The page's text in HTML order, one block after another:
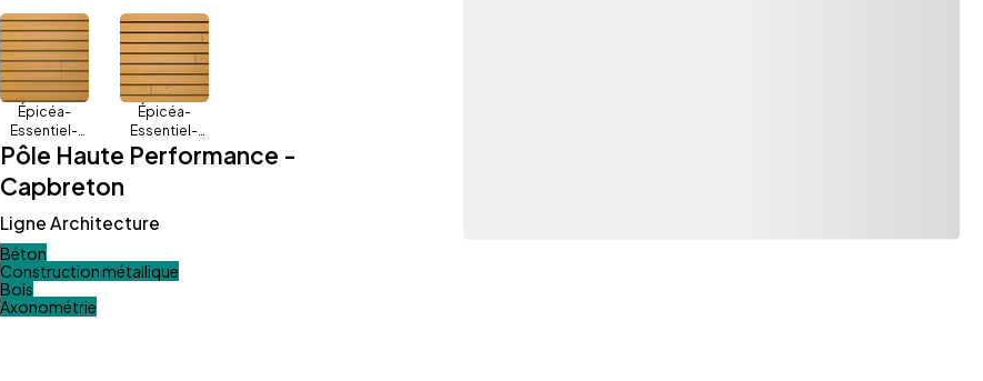
Épicéa-
Essentiel-
Aztek-
Honey
Épicéa-
Essentiel-
Vénitien-
Honey
Pôle Haute Performance -
Capbreton
Ligne Architecture
Béton
Construction métallique
Bois
Axonométrie